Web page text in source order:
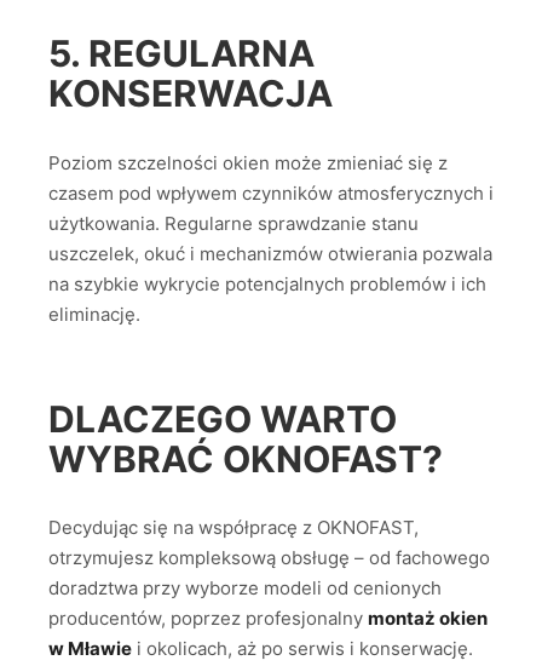
5. REGULARNA
KONSERWACJA
Poziom szczelności okien może zmieniać się z
czasem pod wpływem czynników atmosferycznych i
użytkowania. Regularne sprawdzanie stanu
uszczelek, okuć i mechanizmów otwierania pozwala
na szybkie wykrycie potencjalnych problemów i ich
eliminację.
DLACZEGO WARTO
WYBRAĆ OKNOFAST?
Decydując się na współpracę z OKNOFAST,
otrzymujesz kompleksową obsługę – od fachowego
doradztwa przy wyborze modeli od cenionych
producentów, poprzez profesjonalny montaż okien
w Mławie i okolicach, aż po serwis i konserwację.